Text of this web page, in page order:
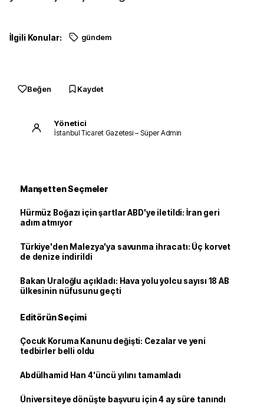
İlgili Konular: gündem
Beğen Kaydet
Yönetici
İstanbul Ticaret Gazetesi – Süper Admin
Manşetten Seçmeler
Hürmüz Boğazı için şartlar ABD'ye iletildi: İran geri
adım atmıyor
Türkiye'den Malezya'ya savunma ihracatı: Üç korvet
de denize indirildi
Bakan Uraloğlu açıkladı: Hava yolu yolcu sayısı 18 AB
ülkesinin nüfusunu geçti
Editörün Seçimi
Çocuk Koruma Kanunu değişti: Cezalar ve yeni
tedbirler belli oldu
Abdülhamid Han 4'üncü yılını tamamladı
Üniversiteye dönüşte başvuru için 4 ay süre tanındı